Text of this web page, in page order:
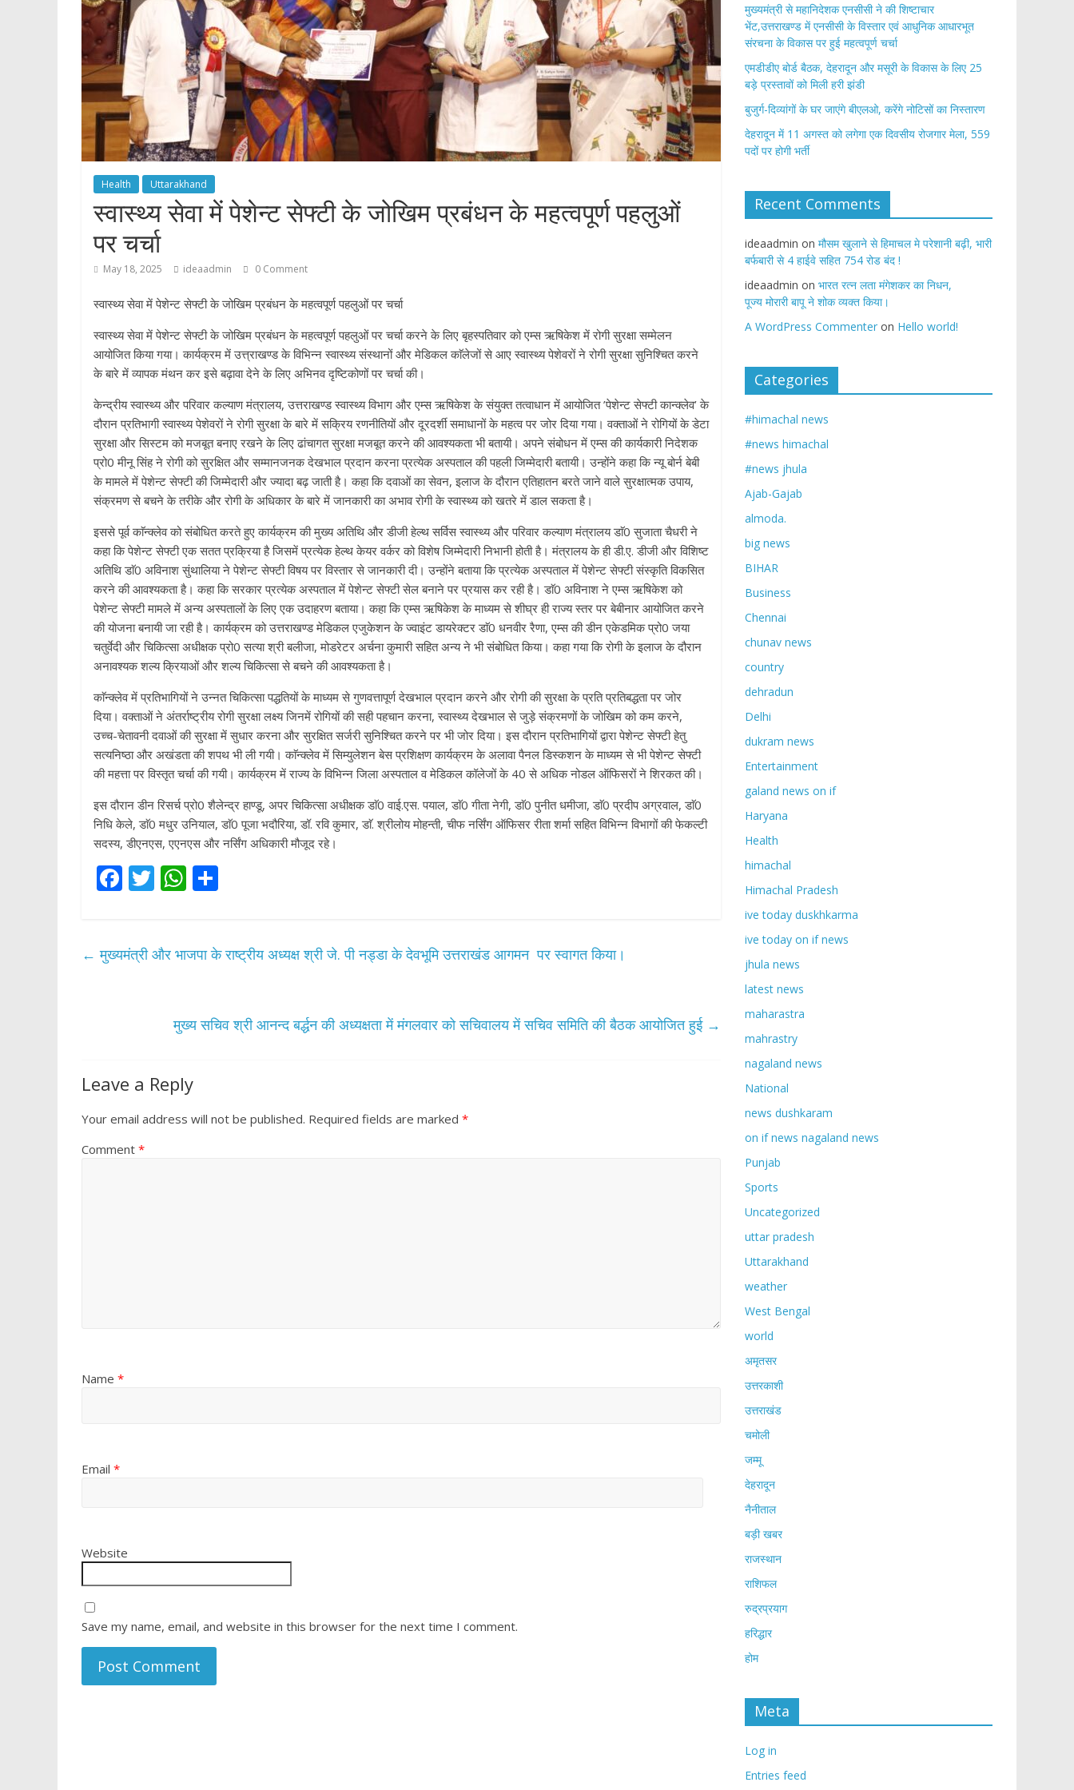
Health Uttarakhand
स्वास्थ्य सेवा में पेशेन्ट सेफ्टी के जोखिम प्रबंधन के महत्वपूर्ण पहलुओं
पर चर्चा
May 18, 2025 ideaadmin 0 Comment
स्वास्थ्य सेवा में पेशेन्ट सेफ्टी के जोखिम प्रबंधन के महत्वपूर्ण पहलुओं पर चर्चा
स्वास्थ्य सेवा में पेशेन्ट सेफ्टी के जोखिम प्रबंधन के महत्वपूर्ण पहलुओं पर चर्चा करने के लिए बृहस्पतिवार को एम्स ऋषिकेश में रोगी सुरक्षा सम्मेलन
आयोजित किया गया। कार्यक्रम में उत्त्राखण्ड के विभिन्न स्वास्थ्य संस्थानों और मेडिकल काॅलेजों से आए स्वास्थ्य पेशेवरों ने रोगी सुरक्षा सुनिश्चित करने
के बारे में व्यापक मंथन कर इसे बढ़ावा देने के लिए अभिनव दृष्टिकोणों पर चर्चा की।
केन्द्रीय स्वास्थ्य और परिवार कल्याण मंत्रालय, उत्तराखण्ड स्वास्थ्य विभाग और एम्स ऋषिकेश के संयुक्त तत्वाधान में आयोजित ’पेशेन्ट सेफ्टी कान्क्लेव’ के
दौरान प्रतिभागी स्वास्थ्य पेशेवरों ने रोगी सुरक्षा के बारे में सक्रिय रणनीतियों और दूरदर्शी समाधानों के महत्व पर जोर दिया गया। वक्ताओं ने रोगियों के डेटा
सुरक्षा और सिस्टम को मजबूत बनाए रखने के लिए ढांचागत सुरक्षा मजबूत करने की आवश्यकता भी बतायी। अपने संबोधन में एम्स की कार्यकारी निदेशक
प्रो0 मीनू सिंह ने रोगी को सुरक्षित और सम्मानजनक देखभाल प्रदान करना प्रत्येक अस्पताल की पहली जिम्मेदारी बतायी। उन्होंने कहा कि न्यू बोर्न बेबी
के मामले में पेशेन्ट सेफ्टी की जिम्मेदारी और ज्यादा बढ़ जाती है। कहा कि दवाओं का सेवन, इलाज के दौरान एतिहातन बरते जाने वाले सुरक्षात्मक उपाय,
संक्रमण से बचने के तरीके और रोगी के अधिकार के बारे में जानकारी का अभाव रोगी के स्वास्थ्य को खतरे में डाल सकता है।
इससे पूर्व काॅन्क्लेव को संबोधित करते हुए कार्यक्रम की मुख्य अतिथि और डीजी हेल्थ सर्विस स्वास्थ्य और परिवार कल्याण मंत्रालय डाॅ0 सुजाता चैधरी ने
कहा कि पेशेन्ट सेफ्टी एक सतत प्रक्रिया है जिसमें प्रत्येक हेल्थ केयर वर्कर को विशेष जिम्मेदारी निभानी होती है। मंत्रालय के ही डी.ए. डीजी और विशिष्ट
अतिथि डाॅ0 अविनाश सुंथालिया ने पेशेन्ट सेफ्टी विषय पर विस्तार से जानकारी दी। उन्होंने बताया कि प्रत्येक अस्पताल में पेशेन्ट सेफ्टी संस्कृति विकसित
करने की आवश्यकता है। कहा कि सरकार प्रत्येक अस्पताल में पेशेन्ट सेफ्टी सेल बनाने पर प्रयास कर रही है। डाॅ0 अविनाश ने एम्स ऋषिकेश को
पेशेन्ट सेफ्टी मामले में अन्य अस्पतालों के लिए एक उदाहरण बताया। कहा कि एम्स ऋषिकेश के माध्यम से शीघ्र ही राज्य स्तर पर बेबीनार आयोजित करने
की योजना बनायी जा रही है। कार्यक्रम को उत्तराखण्ड मेडिकल एजुकेशन के ज्वाइंट डायरेक्टर डाॅ0 धनवीर रैणा, एम्स की डीन एकेडमिक प्रो0 जया
चतुर्वेदी और चिकित्सा अधीक्षक प्रो0 सत्या श्री बलीजा, मोडरेटर अर्चना कुमारी सहित अन्य ने भी संबोधित किया। कहा गया कि रोगी के इलाज के दौरान
अनावश्यक शल्य क्रियाओं और शल्य चिकित्सा से बचने की आवश्यकता है।
काॅन्क्लेव में प्रतिभागियों ने उन्नत चिकित्सा पद्धतियों के माध्यम से गुणवत्तापूर्ण देखभाल प्रदान करने और रोगी की सुरक्षा के प्रति प्रतिबद्धता पर जोर
दिया। वक्ताओं ने अंतर्राष्ट्रीय रोगी सुरक्षा लक्ष्य जिनमें रोगियों की सही पहचान करना, स्वास्थ्य देखभाल से जुड़े संक्रमणों के जोखिम को कम करने,
उच्च-चेतावनी दवाओं की सुरक्षा में सुधार करना और सुरक्षित सर्जरी सुनिश्चित करने पर भी जोर दिया। इस दौरान प्रतिभागियों द्वारा पेशेन्ट सेफ्टी हेतु
सत्यनिष्ठा और अखंडता की शपथ भी ली गयी। काॅन्क्लेव में सिम्युलेशन बेस प्रशिक्षण कार्यक्रम के अलावा पैनल डिस्कशन के माध्यम से भी पेशेन्ट सेफ्टी
की महत्ता पर विस्तृत चर्चा की गयी। कार्यक्रम में राज्य के विभिन्न जिला अस्पताल व मेडिकल कॉलेजों के 40 से अधिक नोडल ऑफिसरों ने शिरकत की।
इस दौरान डीन रिसर्च प्रो0 शैलेन्द्र हाण्डू, अपर चिकित्सा अधीक्षक डाॅ0 वाई.एस. पयाल, डाॅ0 गीता नेगी, डाॅ0 पुनीत धमीजा, डाॅ0 प्रदीप अग्रवाल, डाॅ0
निधि केले, डाॅ0 मधुर उनियाल, डाॅ0 पूजा भदौरिया, डॉ. रवि कुमार, डाॅ. श्रीलोय मोहन्ती, चीफ नर्सिंग ऑफिसर रीता शर्मा सहित विभिन्न विभागों की फेकल्टी
सदस्य, डीएनएस, एएनएस और नर्सिंग अधिकारी मौजूद रहे।
F
b
T
er
W
s
p
e
← मुख्यमंत्री और भाजपा के राष्ट्रीय अध्यक्ष श्री जे. पी नड्डा के देवभूमि उत्तराखंड आगमन पर स्वागत किया।
मुख्य सचिव श्री आनन्द बर्द्धन की अध्यक्षता में मंगलवार को सचिवालय में सचिव समिति की बैठक आयोजित हुई →
Leave a Reply
Your email address will not be published. Required fields are marked *
Comment *
Name *
Email *
Website
Save my name, email, and website in this browser for the next time I comment.
मुख्यमंत्री से महानिदेशक एनसीसी ने की शिष्टाचार
भेंट,उत्तराखण्ड में एनसीसी के विस्तार एवं आधुनिक आधारभूत
संरचना के विकास पर हुई महत्वपूर्ण चर्चा
एमडीडीए बोर्ड बैठक, देहरादून और मसूरी के विकास के लिए 25
बड़े प्रस्तावों को मिली हरी झंडी
बुजुर्ग-दिव्यांगों के घर जाएंगे बीएलओ, करेंगे नोटिसों का निस्तारण
​देहरादून में 11 अगस्त को लगेगा एक दिवसीय रोजगार मेला, 559
पदों पर होगी भर्ती
Recent Comments
ideaadmin on मौसम खुलाने से हिमाचल मे परेशानी बढ़ी, भारी
बर्फबारी से 4 हाईवे सहित 754 रोड बंद !
ideaadmin on भारत रत्न लता मंगेशकर का निधन,
पूज्य मोरारी बापू ने शोक व्यक्त किया।
A WordPress Commenter on Hello world!
Categories
#himachal news
#news himachal
#news jhula
Ajab-Gajab
almoda.
big news
BIHAR
Business
Chennai
chunav news
country
dehradun
Delhi
dukram news
Entertainment
galand news on if
Haryana
Health
himachal
Himachal Pradesh
ive today duskhkarma
ive today on if news
jhula news
latest news
maharastra
mahrastry
nagaland news
National
news dushkaram
on if news nagaland news
Punjab
Sports
Uncategorized
uttar pradesh
Uttarakhand
weather
West Bengal
world
अमृतसर
उत्तरकाशी
उत्तराखंड
चमोली
जम्मू
देहरादून
नैनीताल
बड़ी खबर
राजस्थान
राशिफल
रुद्रप्रयाग
हरिद्धार
होम
Meta
Log in
Entries feed